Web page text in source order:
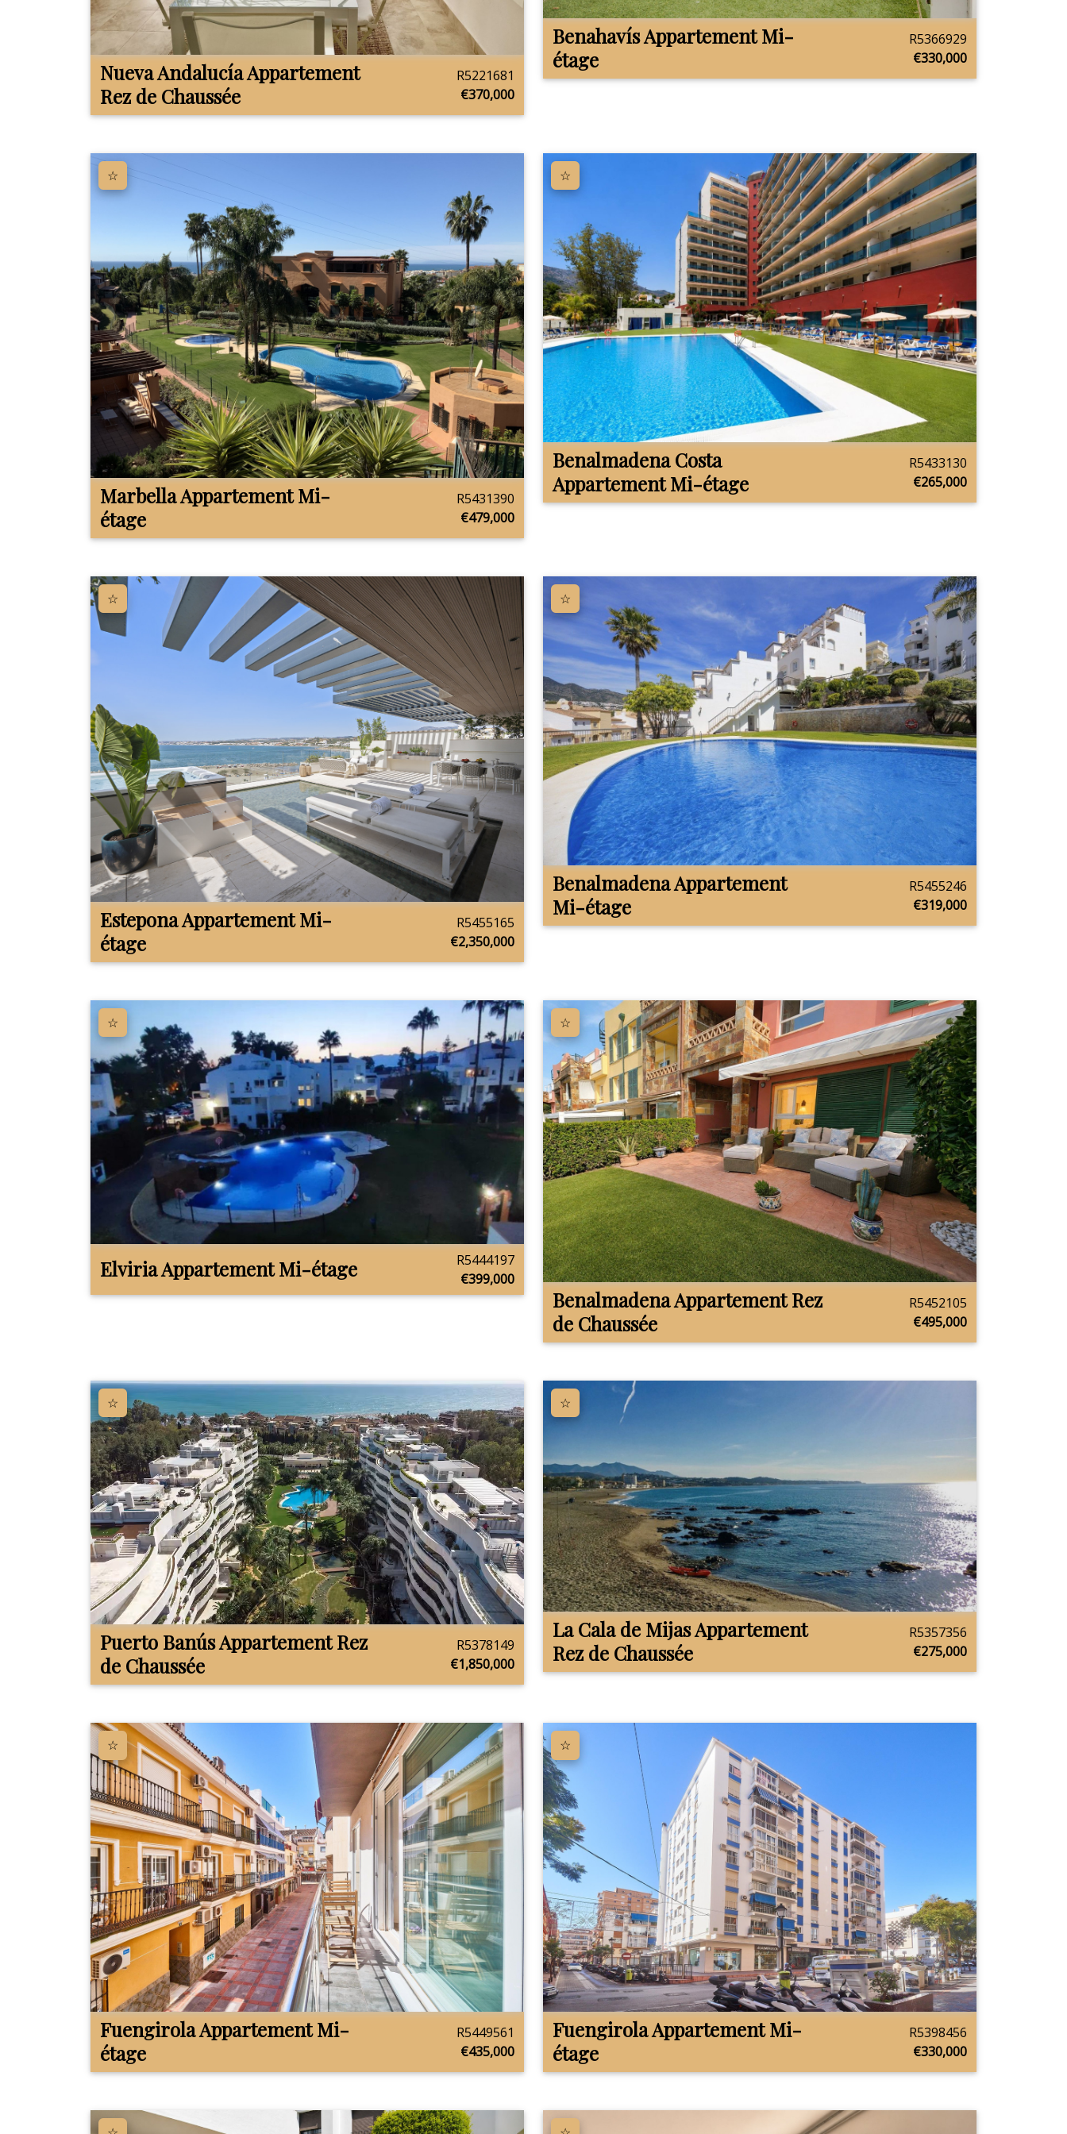
Nueva AndalucíaAppartement
Rez de Chaussée
R5221681
€370,000
BenahavísAppartement Mi-
étage
R5366929
€330,000
☆
MarbellaAppartement Mi-
étage
R5431390
€479,000
☆
Benalmadena Costa
Appartement Mi-étage
R5433130
€265,000
☆
EsteponaAppartement Mi-
étage
R5455165
€2,350,000
☆
BenalmadenaAppartement
Mi-étage
R5455246
€319,000
☆
ElviriaAppartement Mi-étage
R5444197
€399,000
☆
BenalmadenaAppartement Rez
de Chaussée
R5452105
€495,000
☆
Puerto BanúsAppartement Rez
de Chaussée
R5378149
€1,850,000
☆
La Cala de MijasAppartement
Rez de Chaussée
R5357356
€275,000
☆
FuengirolaAppartement Mi-
étage
R5449561
€435,000
☆
FuengirolaAppartement Mi-
étage
R5398456
€330,000